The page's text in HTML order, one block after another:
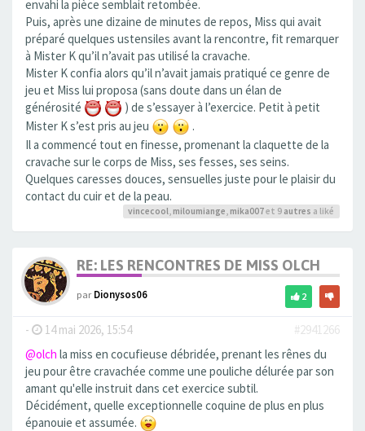
envahi la pièce semblait retombée.
Puis, après une dizaine de minutes de repos, Miss qui avait
préparé quelques ustensiles avant la rencontre, fit remarquer
à Mister K qu’il n’avait pas utilisé la cravache.
Mister K confia alors qu’il n’avait jamais pratiqué ce genre de
jeu et Miss lui proposa (sans doute dans un élan de
générosité
) de s’essayer à l’exercice. Petit à petit
Mister K s’est pris au jeu
.
Il a commencé tout en finesse, promenant la claquette de la
cravache sur le corps de Miss, ses fesses, ses seins.
Quelques caresses douces, sensuelles juste pour le plaisir du
contact du cuir et de la peau.
vincecool miloumiange mika007et 9 autres a liké
RE: LES RENCONTRES DE MISS OLCH
parDionysos06 2
- 14 mai 2026, 15:54
#2941266
@olch la miss en cocufieuse débridée, prenant les rênes du
jeu pour être cravachée comme une pouliche délurée par son
amant qu'elle instruit dans cet exercice subtil.
Décidément, quelle exceptionnelle coquine de plus en plus
épanouie et assumée.